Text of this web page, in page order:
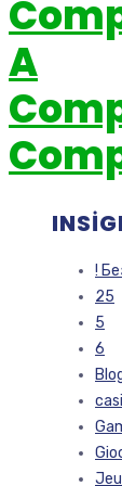
A
!
25
5
6